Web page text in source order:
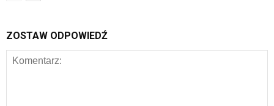
ZOSTAW ODPOWIEDŹ